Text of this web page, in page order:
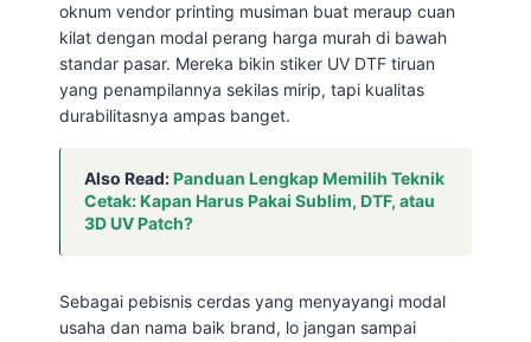
oknum vendor printing musiman buat meraup cuan
kilat dengan modal perang harga murah di bawah
standar pasar. Mereka bikin stiker UV DTF tiruan
yang penampilannya sekilas mirip, tapi kualitas
durabilitasnya ampas banget.
Also Read:Panduan Lengkap Memilih Teknik
Cetak: Kapan Harus Pakai Sublim, DTF, atau
3D UV Patch?
Sebagai pebisnis cerdas yang menyayangi modal
usaha dan nama baik brand, lo jangan sampai